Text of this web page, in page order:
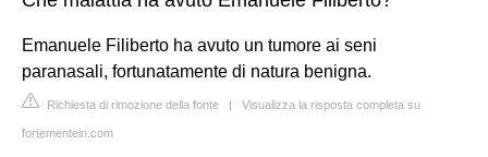
Emanuele Filiberto ha avuto un tumore ai seni
paranasali, fortunatamente di natura benigna.
Richiesta di rimozione della fonte | Visualizza la risposta completa su
fortementein.com